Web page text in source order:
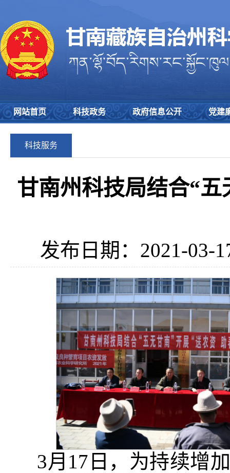
网站首页 科技政务 政府信息公开 党建
科技服务
甘南州科技局结合“
发布日期：2021-03-
3月17日，为持续增